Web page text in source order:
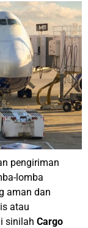
pengiriman
lomba
aman dan
atau
sinilah Cargo